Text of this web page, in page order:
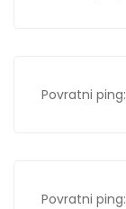
Povratni ping:
Povratni ping: